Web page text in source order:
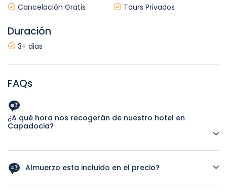
Cancelación Gratis
Tours Privados
Duración
3+ dias
FAQs
¿A qué hora nos recogerán de nuestro hotel en
Capadocia?
flexible, pero le recomendamos que le recoja lo antes
posible.
Almuerzo esta incluido en el precio?